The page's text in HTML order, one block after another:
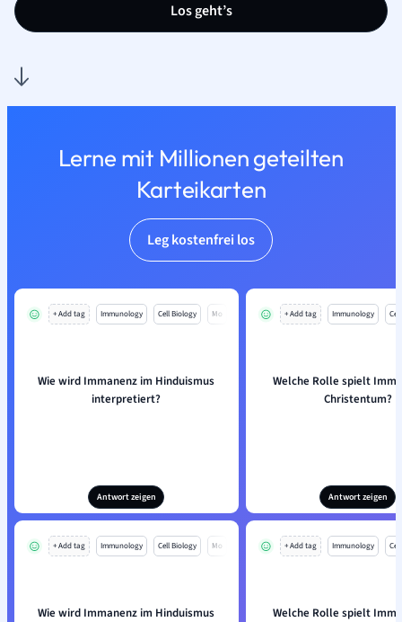
Los geht’s
Lerne mit Millionen geteilten
Karteikarten
Leg kostenfrei los
+ Add tag Immunology Cell Biology Mo
Wie wird Immanenz im Hinduismus
interpretiert?
Antwort zeigen
+ Add tag Immunology
Welche Rolle spielt
Christentum?
Antwort zeigen
+ Add tag Immunology Cell Biology Mo
Wie wird Immanenz im Hinduismus
+ Add tag Immunology
Welche Rolle spielt